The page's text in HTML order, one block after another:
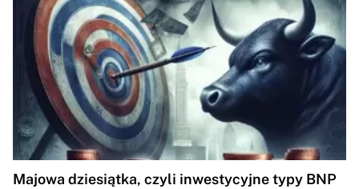
Majowa dziesiątka, czyli inwestycyjne typy BNP